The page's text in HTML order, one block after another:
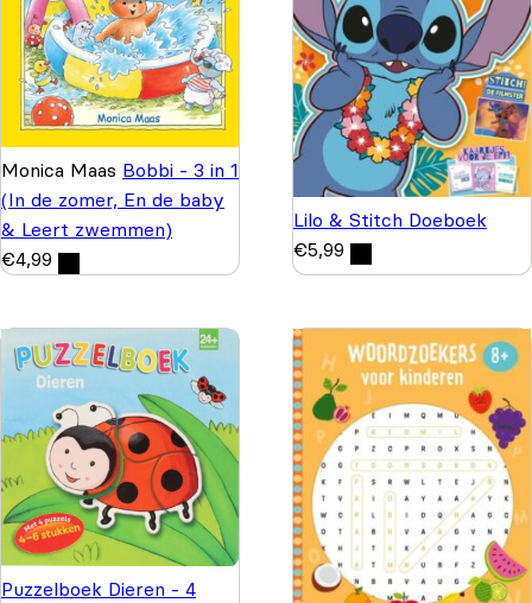
Monica Maas Bobbi - 3 in 1
(In de zomer, En de baby
& Leert zwemmen)
€4,99
Lilo & Stitch Doeboek
€5,99
Puzzelboek Dieren - 4